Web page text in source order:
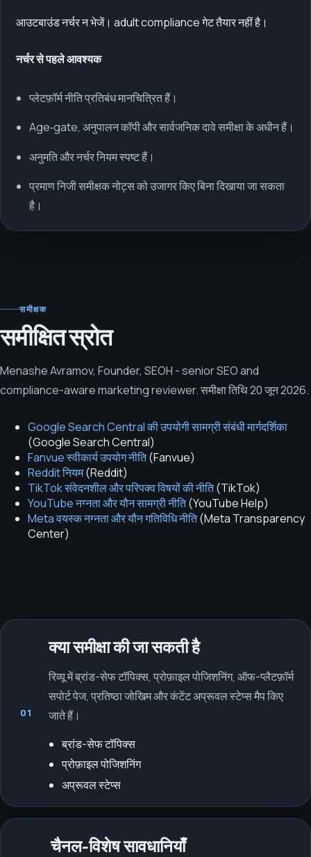
आउटबाउंड नर्चर न भेजें। adult compliance गेट तैयार नहीं है।
नर्चर से पहले आवश्यक
प्लेटफ़ॉर्म नीति प्रतिबंध मानचित्रित हैं।
Age‑gate, अनुपालन कॉपी और सार्वजनिक दावे समीक्षा के अधीन हैं।
अनुमति और नर्चर नियम स्पष्ट हैं।
प्रमाण निजी समीक्षक नोट्स को उजागर किए बिना दिखाया जा सकता
है।
समीक्षक
समीक्षित स्रोत
Menashe Avramov, Founder, SEOH - senior SEO and
compliance-aware marketing reviewer.समीक्षा तिथि20 जून 2026.
Google Search Central की उपयोगी सामग्री संबंधी मार्गदर्शिका
(Google Search Central)
Fanvue स्वीकार्य उपयोग नीति(Fanvue)
Reddit नियम(Reddit)
TikTok संवेदनशील और परिपक्व विषयों की नीति(TikTok)
YouTube नग्नता और यौन सामग्री नीति(YouTube Help)
Meta वयस्क नग्नता और यौन गतिविधि नीति(Meta Transparency
Center)
01
क्या समीक्षा की जा सकती है
रिव्यू में ब्रांड-सेफ टॉपिक्स, प्रोफ़ाइल पोजिशनिंग, ऑफ-प्लैटफ़ॉर्म
सपोर्ट पेज, प्रतिष्ठा जोखिम और कंटेंट अप्रूवल स्टेप्स मैप किए
जाते हैं।
ब्रांड-सेफ टॉपिक्स
प्रोफ़ाइल पोजिशनिंग
अप्रूवल स्टेप्स
चैनल-विशेष सावधानियाँ